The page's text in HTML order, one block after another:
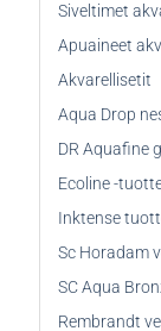
Siveltimet
Apuaineet
Akvarellisetit
Aqua Drop
DR Aquafine
Ecoline -
Inktense
Sc Horadam
SC Aqua
Rembrandt